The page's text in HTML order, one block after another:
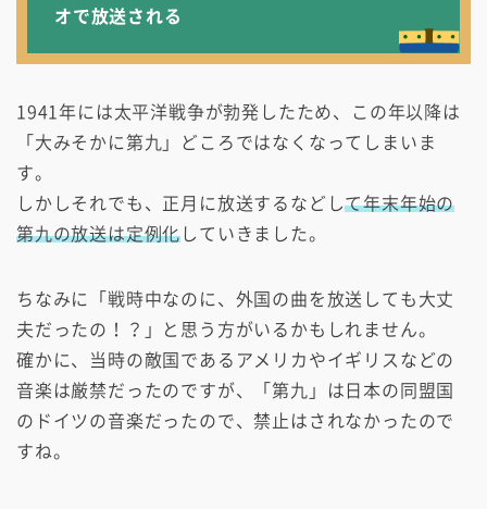
オで放送される
1941年には太平洋戦争が勃発したため、この年以降は
「大みそかに第九」どころではなくなってしまいま
す。
しかしそれでも、正月に放送するなどして年末年始の
第九の放送は定例化 していきました。
ちなみに「戦時中なのに、外国の曲を放送しても大丈
夫だったの！？」と思う方がいるかもしれません。
確かに、当時の敵国であるアメリカやイギリスなどの
音楽は厳禁だったのですが、「第九」は日本の同盟国
のドイツの音楽だったので、禁止はされなかったので
すね。